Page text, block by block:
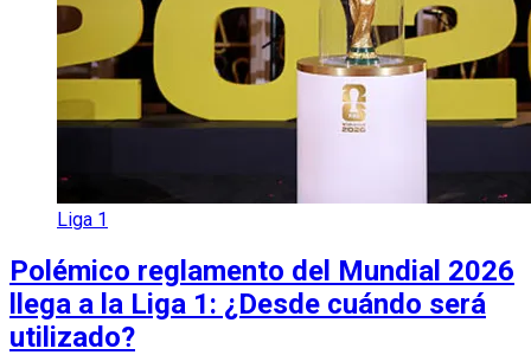
Liga 1
Polémico reglamento del Mundial 2026
llega a la Liga 1: ¿Desde cuándo será
utilizado?